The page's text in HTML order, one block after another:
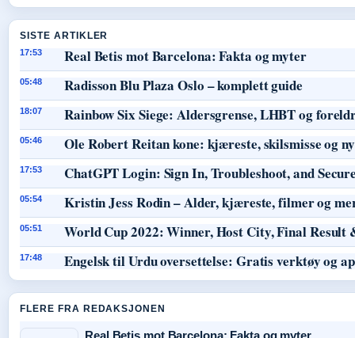
SISTE ARTIKLER
17:53 Real Betis mot Barcelona: Fakta og myter
05:48 Radisson Blu Plaza Oslo – komplett guide
18:07 Rainbow Six Siege: Aldersgrense, LHBT og
05:46 Ole Robert Reitan kone: kjæreste, skilsmisse og
17:53 ChatGPT Login: Sign In, Troubleshoot, and
05:54 Kristin Jess Rodin – Alder, kjæreste, filmer og
05:51 World Cup 2022: Winner, Host City, Final Result
17:48 Engelsk til Urdu oversettelse: Gratis verktøy og
FLERE FRA REDAKSJONEN
Real Betis mot Barcelona: Fakta og myter